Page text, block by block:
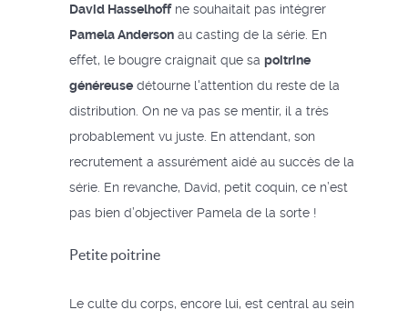
David Hasselhoffne souhaitait pas intégrer
Pamela Andersonau casting de la série. En
effet, le bougre craignait que sa poitrine
généreusedétourne l'attention du reste de la
distribution. On ne va pas se mentir, il a très
probablement vu juste. En attendant, son
recrutement a assurément aidé au succès de la
série. En revanche, David, petit coquin, ce n’est
pas bien d’objectiver Pamela de la sorte !
Petite poitrine
Le culte du corps, encore lui, est central au sein